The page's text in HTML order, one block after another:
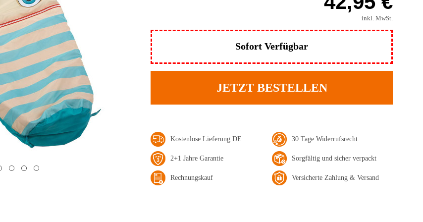
inkl. MwSt.
Sofort Verfügbar
JETZT BESTELLEN
Kostenlose Lieferung DE
2+1 Jahre Garantie
Rechnungskauf
30 Tage Widerrufsrecht
Sorgfältig und sicher verpackt
Versicherte Zahlung & Versand